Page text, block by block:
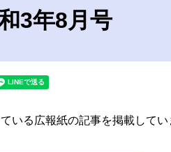
3年8月号
いる広報紙の記事を掲載してい